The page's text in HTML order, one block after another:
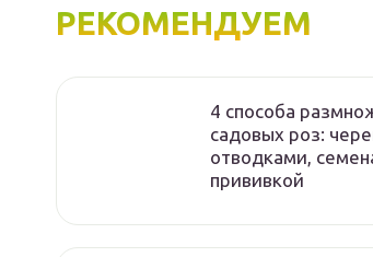
РЕКОМЕНДУЕМ
4 способа
садовых роз:
отводками,
прививкой